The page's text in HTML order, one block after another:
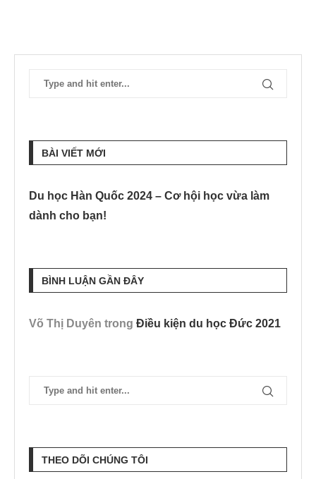
BÀI VIẾT MỚI
Du học Hàn Quốc 2024 – Cơ hội học vừa làm
dành cho bạn!
BÌNH LUẬN GẦN ĐÂY
Võ Thị Duyên trong Điều kiện du học Đức 2021
THEO DÕI CHÚNG TÔI